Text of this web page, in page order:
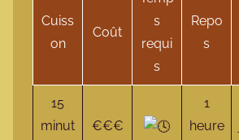
Cuiss
on
Coût
s
requi
s
Repo
s
15
minut
€€€
1
heure